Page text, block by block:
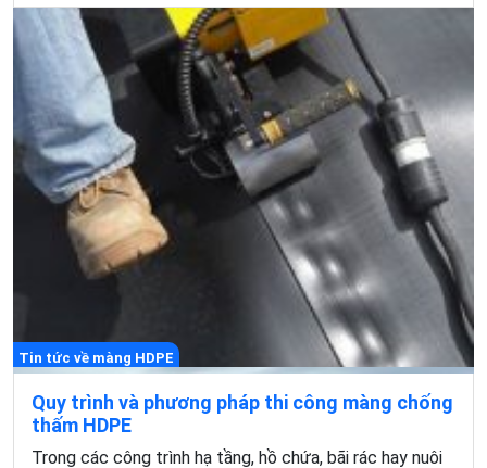
Tin tức về màng HDPE
Quy trình và phương pháp thi công màng chống
thấm HDPE
Trong các công trình hạ tầng, hồ chứa, bãi rác hay nuôi